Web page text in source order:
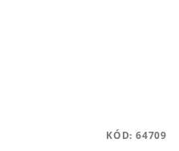
KÓD: 64709